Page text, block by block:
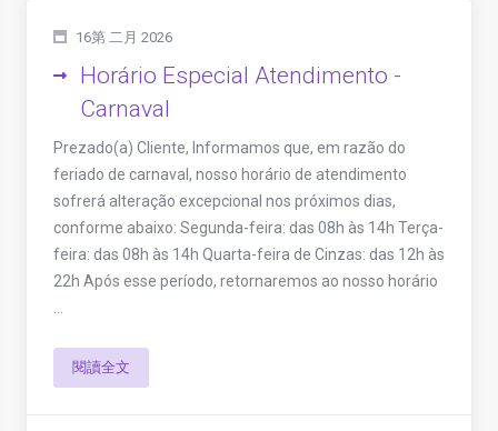
16第 二月 2026
Horário Especial Atendimento -
Carnaval
Prezado(a) Cliente, Informamos que, em razão do
feriado de carnaval, nosso horário de atendimento
sofrerá alteração excepcional nos próximos dias,
conforme abaixo: Segunda-feira: das 08h às 14h Terça-
feira: das 08h às 14h Quarta-feira de Cinzas: das 12h às
22h Após esse período, retornaremos ao nosso horário
閱讀全文